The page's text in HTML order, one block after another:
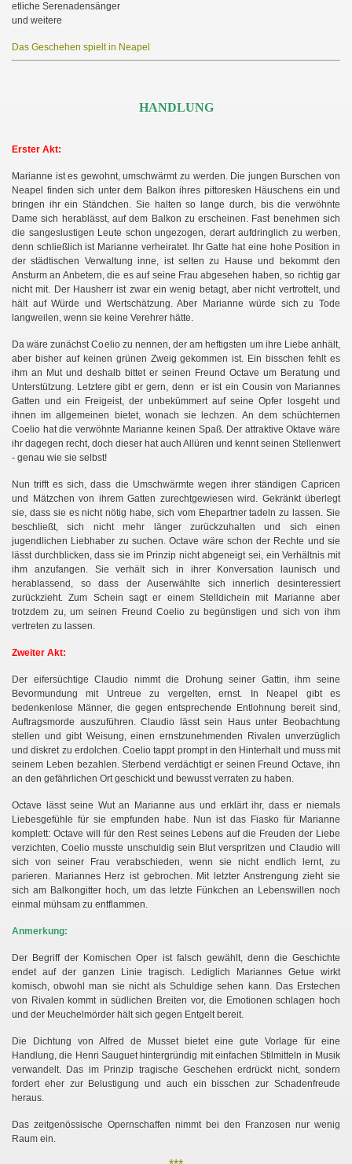
etliche Serenadensänger
und weitere
Das Geschehen spielt in Neapel
HANDLUNG
Erster Akt:
Marianne ist es gewohnt, umschwärmt zu werden. Die jungen Burschen von
Neapel finden sich unter dem Balkon ihres pittoresken Häuschens ein und
bringen ihr ein Ständchen. Sie halten so lange durch, bis die verwöhnte
Dame sich herablässt, auf dem Balkon zu erscheinen. Fast benehmen sich
die sangeslustigen Leute schon ungezogen, derart aufdringlich zu werben,
denn schließlich ist Marianne verheiratet. Ihr Gatte hat eine hohe Position in
der städtischen Verwaltung inne, ist selten zu Hause und bekommt den
Ansturm an Anbetern, die es auf seine Frau abgesehen haben, so richtig gar
nicht mit. Der Hausherr ist zwar ein wenig betagt, aber nicht vertrottelt, und
hält auf Würde und Wertschätzung. Aber Marianne würde sich zu Tode
langweilen, wenn sie keine Verehrer hätte.
Da wäre zunächst Coelio zu nennen, der am heftigsten um ihre Liebe anhält,
aber bisher auf keinen grünen Zweig gekommen ist. Ein bisschen fehlt es
ihm an Mut und deshalb bittet er seinen Freund Octave um Beratung und
Unterstützung. Letztere gibt er gern, denn er ist ein Cousin von Mariannes
Gatten und ein Freigeist, der unbekümmert auf seine Opfer losgeht und
ihnen im allgemeinen bietet, wonach sie lechzen. An dem schüchternen
Coelio hat die verwöhnte Marianne keinen Spaß. Der attraktive Oktave wäre
ihr dagegen recht, doch dieser hat auch Allüren und kennt seinen Stellenwert
- genau wie sie selbst!
Nun trifft es sich, dass die Umschwärmte wegen ihrer ständigen Capricen
und Mätzchen von ihrem Gatten zurechtgewiesen wird. Gekränkt überlegt
sie, dass sie es nicht nötig habe, sich vom Ehepartner tadeln zu lassen. Sie
beschließt, sich nicht mehr länger zurückzuhalten und sich einen
jugendlichen Liebhaber zu suchen. Octave wäre schon der Rechte und sie
lässt durchblicken, dass sie im Prinzip nicht abgeneigt sei, ein Verhältnis mit
ihm anzufangen. Sie verhält sich in ihrer Konversation launisch und
herablassend, so dass der Auserwählte sich innerlich desinteressiert
zurückzieht. Zum Schein sagt er einem Stelldichein mit Marianne aber
trotzdem zu, um seinen Freund Coelio zu begünstigen und sich von ihm
vertreten zu lassen.
Zweiter Akt:
Der eifersüchtige Claudio nimmt die Drohung seiner Gattin, ihm seine
Bevormundung mit Untreue zu vergelten, ernst. In Neapel gibt es
bedenkenlose Männer, die gegen entsprechende Entlohnung bereit sind,
Auftragsmorde auszuführen. Claudio lässt sein Haus unter Beobachtung
stellen und gibt Weisung, einen ernstzunehmenden Rivalen unverzüglich
und diskret zu erdolchen. Coelio tappt prompt in den Hinterhalt und muss mit
seinem Leben bezahlen. Sterbend verdächtigt er seinen Freund Octave, ihn
an den gefährlichen Ort geschickt und bewusst verraten zu haben.
Octave lässt seine Wut an Marianne aus und erklärt ihr, dass er niemals
Liebesgefühle für sie empfunden habe. Nun ist das Fiasko für Marianne
komplett: Octave will für den Rest seines Lebens auf die Freuden der Liebe
verzichten, Coelio musste unschuldig sein Blut verspritzen und Claudio will
sich von seiner Frau verabschieden, wenn sie nicht endlich lernt, zu
parieren. Mariannes Herz ist gebrochen. Mit letzter Anstrengung zieht sie
sich am Balkongitter hoch, um das letzte Fünkchen an Lebenswillen noch
einmal mühsam zu entflammen.
Anmerkung:
Der Begriff der Komischen Oper ist falsch gewählt, denn die Geschichte
endet auf der ganzen Linie tragisch. Lediglich Mariannes Getue wirkt
komisch, obwohl man sie nicht als Schuldige sehen kann. Das Erstechen
von Rivalen kommt in südlichen Breiten vor, die Emotionen schlagen hoch
und der Meuchelmörder hält sich gegen Entgelt bereit.
Die Dichtung von Alfred de Musset bietet eine gute Vorlage für eine
Handlung, die Henri Sauguet hintergründig mit einfachen Stilmitteln in Musik
verwandelt. Das im Prinzip tragische Geschehen erdrückt nicht, sondern
fordert eher zur Belustigung und auch ein bisschen zur Schadenfreude
heraus.
Das zeitgenössische Opernschaffen nimmt bei den Franzosen nur wenig
Raum ein.